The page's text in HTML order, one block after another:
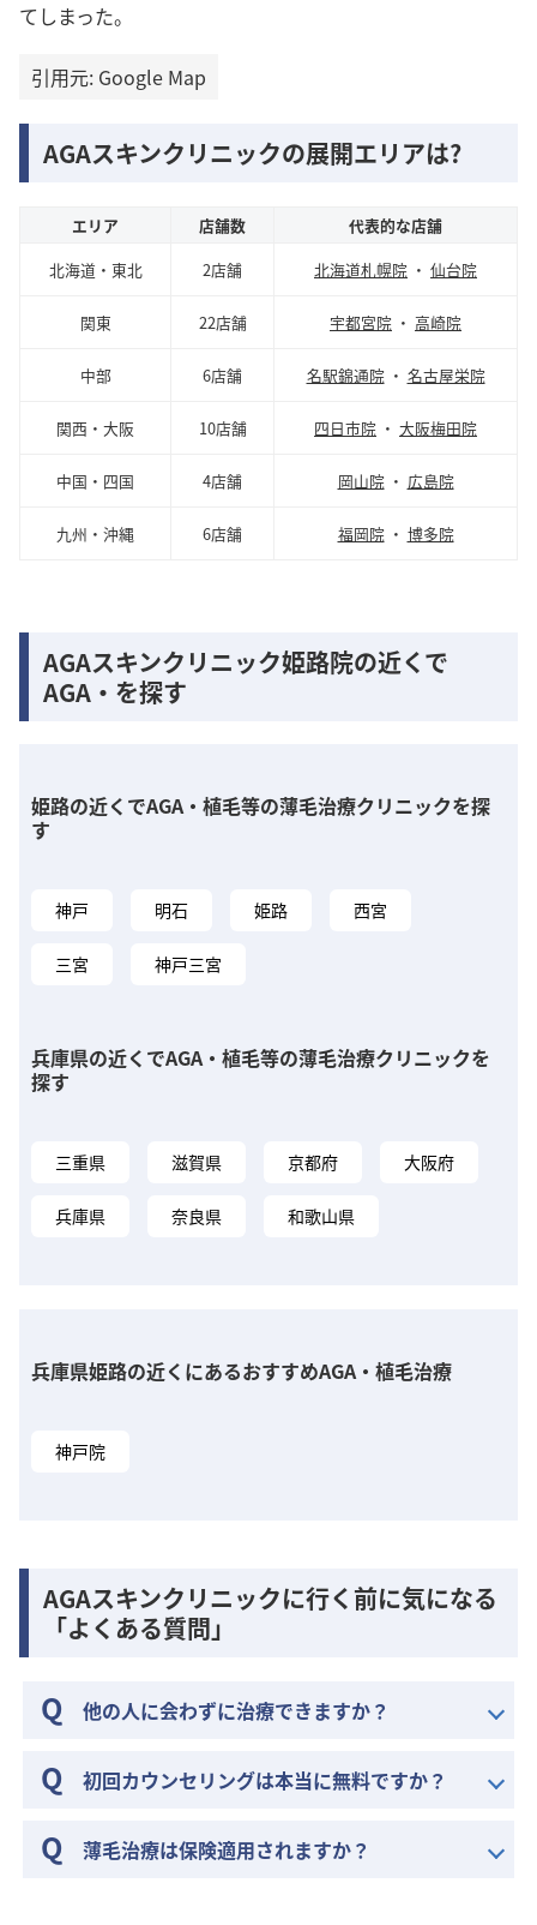
てしまった。
引用元: Google Map
AGAスキンクリニックの展開エリアは?
エリア 店舗数
代表的な店舗
北海道・東北
2店舗 北海道札幌院 ・ 仙台院
関東 22店舗 宇都宮院 ・ 高崎院
中部 6店舗 名駅錦通院 ・ 名古屋栄院
関西・大阪 10店舗 四日市院 ・ 大阪梅田院
中国・四国 4店舗 岡山院 ・ 広島院
九州・沖縄 6店舗 福岡院 ・ 博多院
AGAスキンクリニック姫路院の近くで
AGA・を探す
姫路の近くでAGA・植毛等の薄毛治療クリニックを探
す
神戸 明石 姫路 西宮
三宮 神戸三宮
兵庫県の近くでAGA・植毛等の薄毛治療クリニックを
探す
三重県 滋賀県 京都府 大阪府
兵庫県 奈良県 和歌山県
兵庫県姫路の近くにあるおすすめAGA・植毛治療
神戸院
AGAスキンクリニックに行く前に気になる
「よくある質問」
他の人に会わずに治療できますか？
初回カウンセリングは本当に無料ですか？
薄毛治療は保険適用されますか？